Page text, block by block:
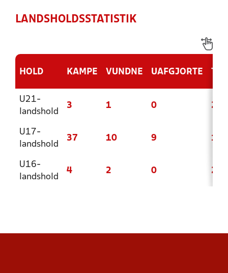
LANDSHOLDSSTATISTIK
HOLD KAMPE VUNDNE UAFGJORTE
U21-
landshold
3 1 0 2
U17-
landshold
37 10 9 18
U16-
landshold
4 2 0 2